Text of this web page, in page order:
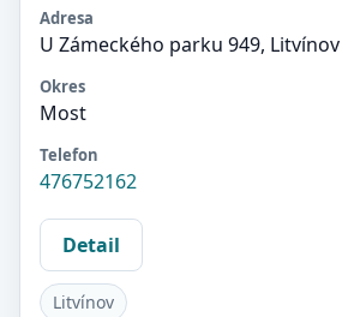
Adresa
U Zámeckého parku 949, Litvínov
Okres
Most
Telefon
476752162
Detail
Litvínov